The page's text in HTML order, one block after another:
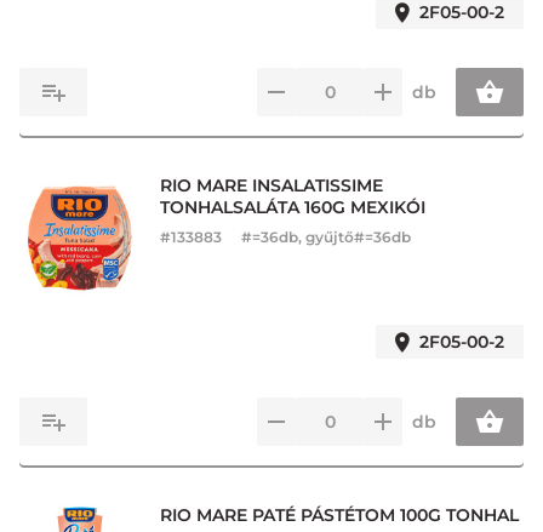
2F05-00-2
db
RIO MARE INSALATISSIME
TONHALSALÁTA 160G MEXIKÓI
#133883 #=36db, gyűjtő#=36db
2F05-00-2
db
RIO MARE PATÉ PÁSTÉTOM 100G TONHAL